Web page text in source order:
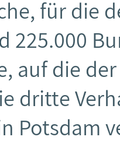
für die
225.000
auf die
dritte
Potsdam